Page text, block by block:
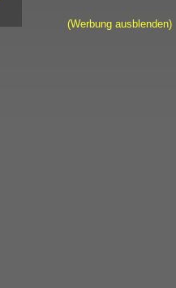
(Werbung ausblenden)